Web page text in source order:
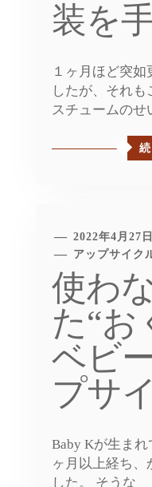
装を
１ヶ月ほど突如
したが、それも
スチュームのせ
2022年4月27日
アップサイク
使わ
た“お
ベビ
プサ
Baby Kが生ま
ヶ月以上経ち、
した。 そうな